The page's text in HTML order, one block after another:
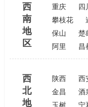
西
南
地
区
重庆 四
攀枝花
保山
楚
阿里
昌
西
北
地
陕西 西
金昌
酒
玉树
宁